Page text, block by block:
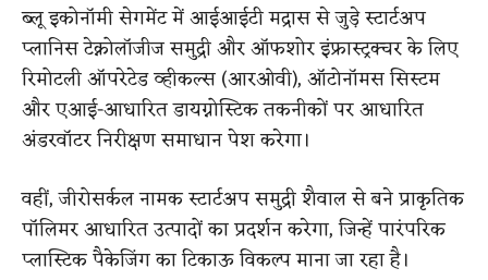
ब्लू इकोनॉमी सेगमेंट में आईआईटी मद्रास से जुड़े स्टार्टअप
प्लानिस टेक्नोलॉजीज समुद्री और ऑफशोर इंफ्रास्ट्रक्चर के लिए
रिमोटली ऑपरेटेड व्हीकल्स (आरओवी), ऑटोनॉमस सिस्टम
और एआई-आधारित डायग्नोस्टिक तकनीकों पर आधारित
अंडरवॉटर निरीक्षण समाधान पेश करेगा।
वहीं, जीरोसर्कल नामक स्टार्टअप समुद्री शैवाल से बने प्राकृतिक
पॉलिमर आधारित उत्पादों का प्रदर्शन करेगा, जिन्हें पारंपरिक
प्लास्टिक पैकेजिंग का टिकाऊ विकल्प माना जा रहा है।